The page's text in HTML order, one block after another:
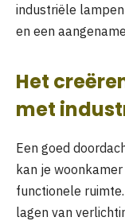
industriële
en een
Het
met
Een goed
kan je
functionele
lagen van